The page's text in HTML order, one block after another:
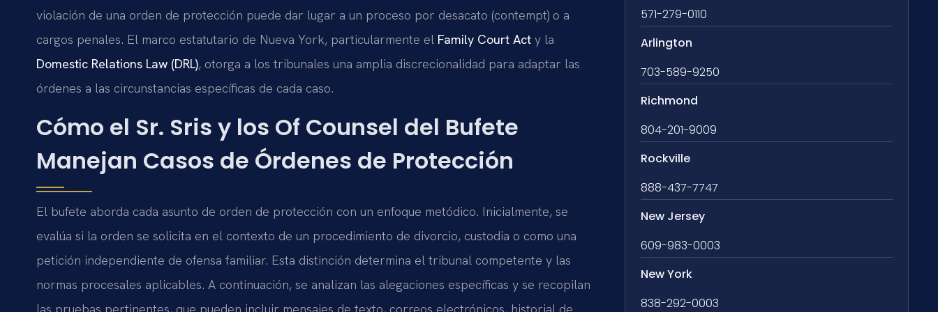
violación de una orden de protección puede dar lugar a un proceso por desacato (contempt) o a
cargos penales. El marco estatutario de Nueva York, particularmente el Family Court Act y la
Domestic Relations Law (DRL), otorga a los tribunales una amplia discrecionalidad para adaptar las
órdenes a las circunstancias específicas de cada caso.
Cómo el Sr. Sris y los Of Counsel del Bufete
Manejan Casos de Órdenes de Protección
El bufete aborda cada asunto de orden de protección con un enfoque metódico. Inicialmente, se
evalúa si la orden se solicita en el contexto de un procedimiento de divorcio, custodia o como una
petición independiente de ofensa familiar. Esta distinción determina el tribunal competente y las
normas procesales aplicables. A continuación, se analizan las alegaciones específicas y se recopilan
las pruebas pertinentes, que pueden incluir mensajes de texto, correos electrónicos, historial de
571-279-0110
Arlington
703-589-9250
Richmond
804-201-9009
Rockville
888-437-7747
New Jersey
609-983-0003
New York
838-292-0003